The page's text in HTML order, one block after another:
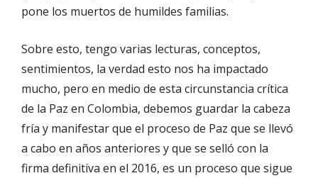
pone los muertos de humildes familias.
Sobre esto, tengo varias lecturas, conceptos,
sentimientos, la verdad esto nos ha impactado
mucho, pero en medio de esta circunstancia crítica
de la Paz en Colombia, debemos guardar la cabeza
fría y manifestar que el proceso de Paz que se llevó
a cabo en años anteriores y que se selló con la
firma definitiva en el 2016, es un proceso que sigue